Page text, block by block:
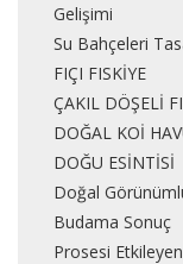
Gelişimi
Su Bahçeleri
FIÇI FISKİYE
ÇAKIL DÖŞELİ
DOĞAL KOİ
DOĞU ESİNTİSİ
Doğal
Budama Sonuç
Prosesi